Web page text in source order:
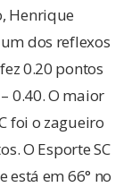
Henrique
dos reflexos
0.20 pontos
0.40. O maior
foi o zagueiro
O Esporte SC
está em 66° no